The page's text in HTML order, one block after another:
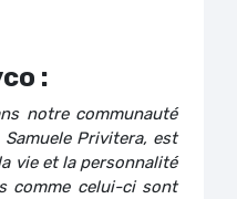
:
notre communauté
Privitera, est
vie et la personnalité
comme celui-ci sont